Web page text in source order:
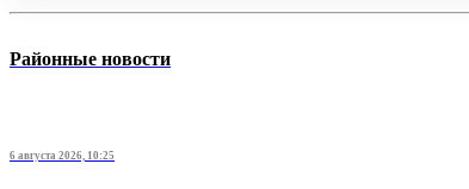
Районные новости
6 августа 2026, 10:25